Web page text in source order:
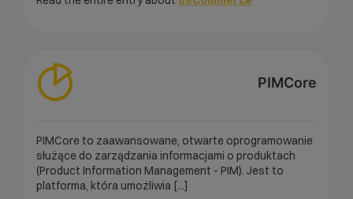
PIMCore
PIMCore to zaawansowane, otwarte oprogramowanie
służące do zarządzania informacjami o produktach
(Product Information Management - PIM). Jest to
platforma, która umożliwia [...]